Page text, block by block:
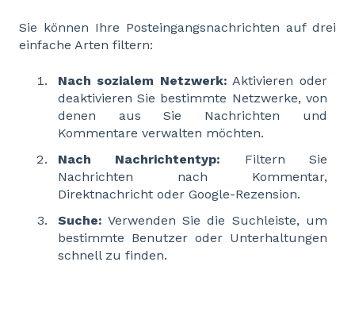
Sie können Ihre Posteingangsnachrichten auf drei
einfache Arten filtern:
Nach sozialem Netzwerk: Aktivieren oder
deaktivieren Sie bestimmte Netzwerke, von
denen aus Sie Nachrichten und
Kommentare verwalten möchten.
Nach Nachrichtentyp: Filtern Sie
Nachrichten nach Kommentar,
Direktnachricht oder Google-Rezension.
Suche: Verwenden Sie die Suchleiste, um
bestimmte Benutzer oder Unterhaltungen
schnell zu finden.